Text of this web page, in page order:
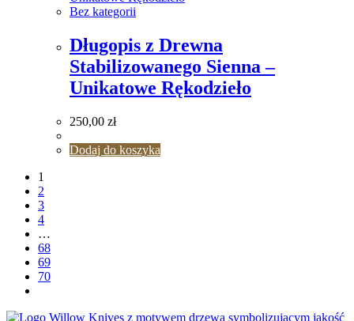
Bez kategorii
Długopis z Drewna
Stabilizowanego Sienna –
Unikatowe Rękodzieło
250,00 zł
Dodaj do koszyka
1
2
3
4
…
68
69
70